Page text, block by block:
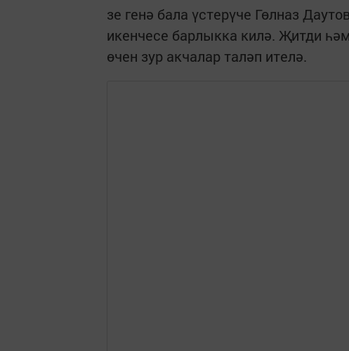
зе генә бала үстерүче Гөлназ
икенчесе барлыкка килә. Җитди
өчен зур акчалар таләп ителә.